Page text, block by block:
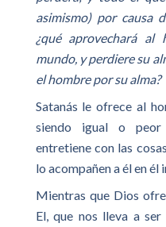
asimismo) por causa
¿qué aprovechará
mundo, y perdiere su
el hombre por su alma?
Satanás le ofrece al
siendo igual o
entretiene con las
lo acompañen a él en él
Mientras que Dios
El, que nos lleva a